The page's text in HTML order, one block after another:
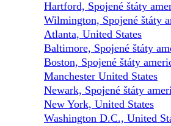
Hartford, Spojené štáty
Wilmington, Spojené štáty
Atlanta, United States
Baltimore, Spojené štáty
Boston, Spojené štáty
Manchester United States
Newark, Spojené štáty
New York, United States
Washington D.C., United